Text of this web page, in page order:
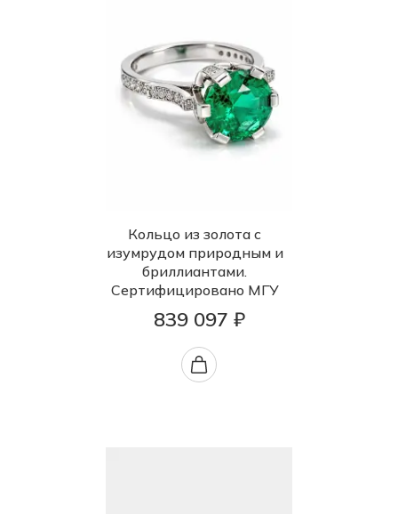
Кольцо из золота с
изумрудом природным и
бриллиантами.
Сертифицировано МГУ
839 097 ₽